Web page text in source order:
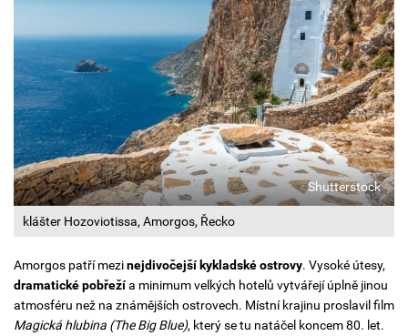
klášter Hozoviotissa, Amorgos, Řecko
Shutterstock
Amorgos patří mezinejdivočejší kykladské ostrovy. Vysoké útesy,
dramatické pobřežía minimum velkých hotelů vytvářejí úplně jinou
atmosféru než na známějších ostrovech. Místní krajinu proslavil film
Magická hlubina (The Big Blue), který se tu natáčel koncem 80. let.